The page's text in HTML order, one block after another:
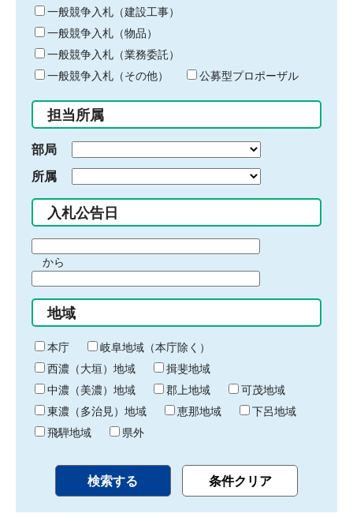
キ
ー
ワ
ー
ド
入
力
一般競争入札（建設工事）
一般競争入札（物品）
一般競争入札（業務委託）
一般競争入札（その他）
公募型プロポーザル
担当所属
部局
所属
入札公告日
間
始
り
から
間
終
わ
り
地域
本庁
岐阜地域（本庁除く）
西濃（大垣）地域
揖斐地域
中濃（美濃）地域
郡上地域
可茂地域
東濃（多治見）地域
恵那地域
下呂地域
飛騨地域
県外